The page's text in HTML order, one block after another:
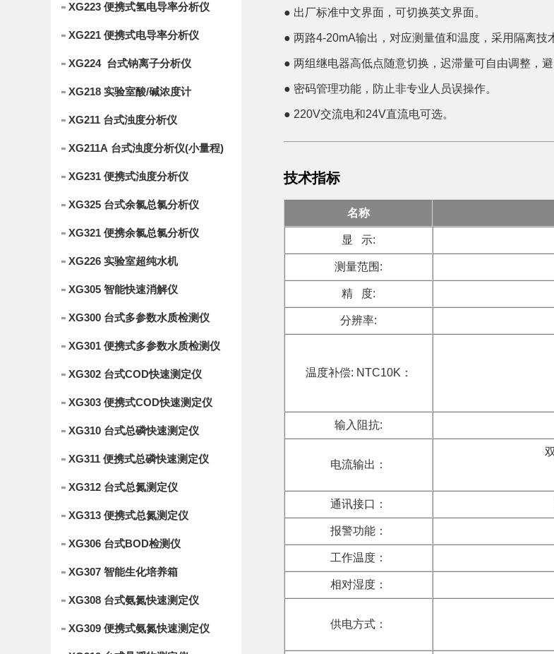
● 出厂标准中文界面，可切换英文界面。
● 两路4-20mA输出，对应测量值和温度，采用隔离技
● 两组继电器高低点随意切换，迟滞量可自由调整，避
● 密码管理功能，防止非专业人员误操作。
● 220V交流电和24V直流电可选。
技术指标
名称
显 示:
测量范围:
精 度:
分辨率:
温度补偿: NTC10K：
输入阻抗:
电流输出：
通讯接口：
报警功能：
工作温度：
相对湿度：
供电方式：
XG223 便携式氢电导率分析仪
XG221 便携式电导率分析仪
XG224 台式钠离子分析仪
XG218 实验室酸/碱浓度计
XG211 台式浊度分析仪
XG211A 台式浊度分析仪(小量程)
XG231 便携式浊度分析仪
XG325 台式余氯总氯分析仪
XG321 便携余氯总氯分析仪
XG226 实验室超纯水机
XG305 智能快速消解仪
XG300 台式多参数水质检测仪
XG301 便携式多参数水质检测仪
XG302 台式COD快速测定仪
XG303 便携式COD快速测定仪
XG310 台式总磷快速测定仪
XG311 便携式总磷快速测定仪
XG312 台式总氮测定仪
XG313 便携式总氮测定仪
XG306 台式BOD检测仪
XG307 智能生化培养箱
XG308 台式氨氮快速测定仪
XG309 便携式氨氮快速测定仪